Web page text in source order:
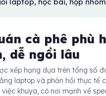
cà phê phù
dễ ngồi lâu
xếp hạng dựa trên tổng số
laptop và phản hồi thực tế
khuya, có nơi mạnh về